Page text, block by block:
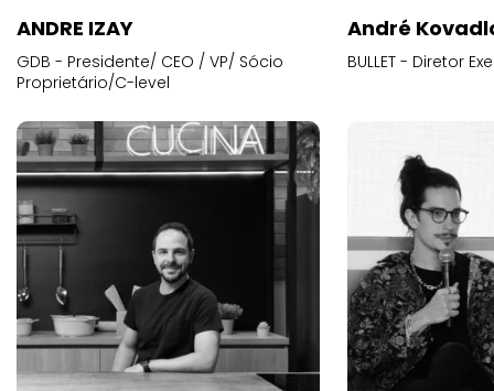
ANDRE IZAY
GDB - Presidente/ CEO / VP/ Sócio
Proprietário/C-level
André
BULLET - Diretor